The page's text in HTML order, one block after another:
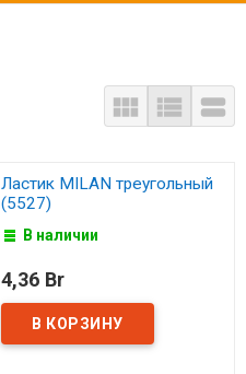
  
Ластик MILAN треугольный
(5527)
В наличии
4,36 Br